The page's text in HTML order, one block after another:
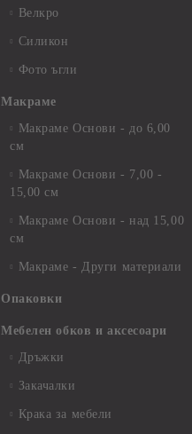
Велкро
Силикон
Фото ъгли
Макраме
Макраме Основи - до 6,00
см
Макраме Основи - 7,00 -
15,00 см
Макраме Основи - над 15,00
см
Макраме - Други материали
Опаковки
Мебелен обков и аксесоари
Дръжки
Закачалки
Крака за мебели